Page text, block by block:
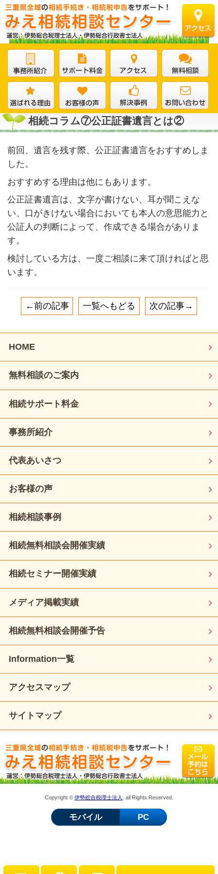
相続コラム⑦公正証書遺言とは②
前回、遺言を残す際、公正証書遺言をおすすめしま
した。
おすすめする理由は他にもあります。
公正証書遺言は、文字が書けない、耳が聞こえな
い、口がきけない場合においても本人の意思能力と
公証人の判断によって、作成できる場合がありま
す。
検討している方は、一度ご相談に来て頂ければと思
います。
←前の記事 一覧へもどる 次の記事→
HOME
無料相談のご案内
相続サポート料金
事務所紹介
代表あいさつ
お客様の声
相続相談事例
相続無料相談会開催実績
相続セミナー開催実績
メディア掲載実績
相続無料相談会開催予告
Information一覧
アクセスマップ
サイトマップ
Copyright © 伊勢総合税理士法人 . all Rights Reserved.
モバイル PC